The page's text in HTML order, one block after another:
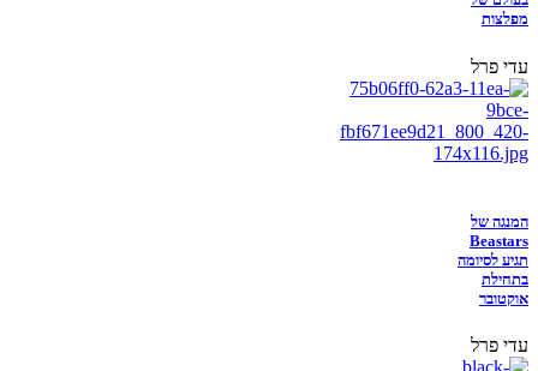
מפלצות
עדי פרל
המנגה של
Beastars
תגיע לסיומה
בתחילת
אוקטובר
עדי פרל